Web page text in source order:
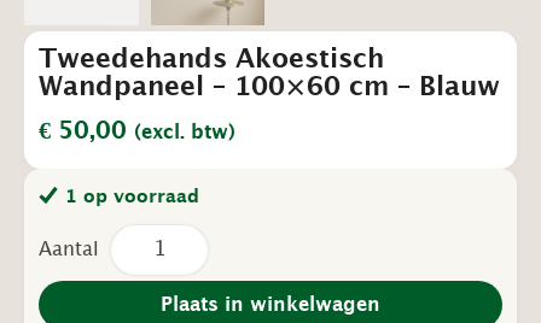
Tweedehands Akoestisch
Wandpaneel – 100×60 cm – Blauw
€ 50,00 (excl. btw)
1 op voorraad
Tweedehands
Akoestisch
Wandpaneel
Plaats in winkelwagen